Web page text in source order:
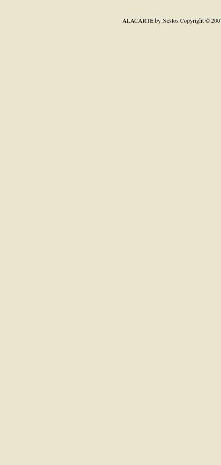
ALACARTE by NeslosCopyright ©